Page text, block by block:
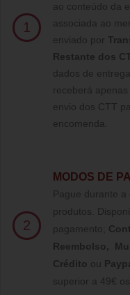
1
ao conteúdo da
associada ao
enviado por
Restante dos
dados de
receberá
envio dos CTT
encomenda.
2
MODOS DE
Pague durante
produtos.
pagamento;
Reembolso,
Crédito ou
superior a 49€ os